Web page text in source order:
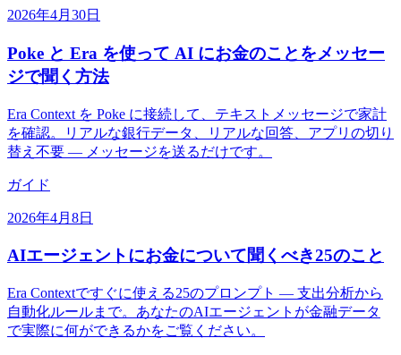
2026年4月30日
Poke と Era を使って AI にお金のことをメッセー
ジで聞く方法
Era Context を Poke に接続して、テキストメッセージで家計
を確認。リアルな銀行データ、リアルな回答、アプリの切り
替え不要 — メッセージを送るだけです。
ガイド
2026年4月8日
AIエージェントにお金について聞くべき25のこと
Era Contextですぐに使える25のプロンプト — 支出分析から
自動化ルールまで。あなたのAIエージェントが金融データ
で実際に何ができるかをご覧ください。